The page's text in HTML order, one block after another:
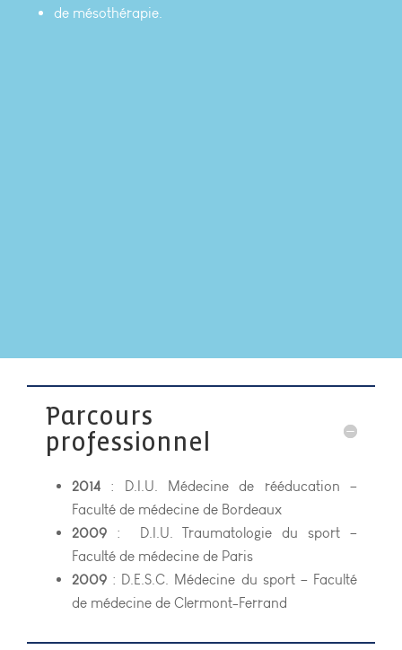
de mésothérapie.
Parcours
professionnel
2014 : D.I.U. Médecine de rééducation –
Faculté de médecine de Bordeaux
2009 : D.I.U. Traumatologie du sport –
Faculté de médecine de Paris
2009 : D.E.S.C. Médecine du sport – Faculté
de médecine de Clermont-Ferrand